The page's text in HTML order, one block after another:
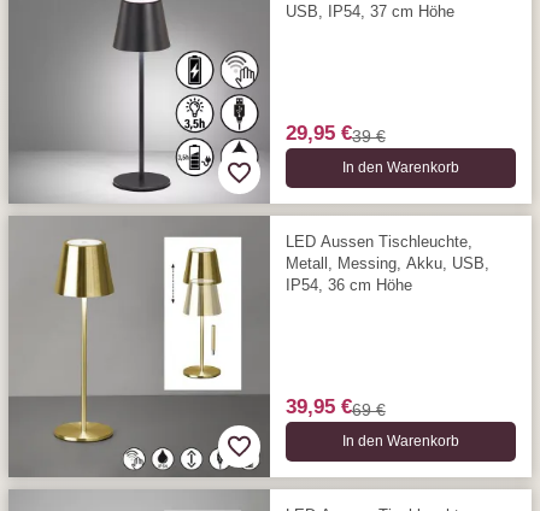
USB, IP54, 37 cm Höhe
29,95 €39 €
In den Warenkorb
LED Aussen Tischleuchte,
Metall, Messing, Akku, USB,
IP54, 36 cm Höhe
39,95 €69 €
In den Warenkorb